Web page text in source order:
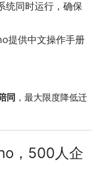
统同时运行，确保
提供中文操作手册
同 ，最大限度降低迁
，500人企